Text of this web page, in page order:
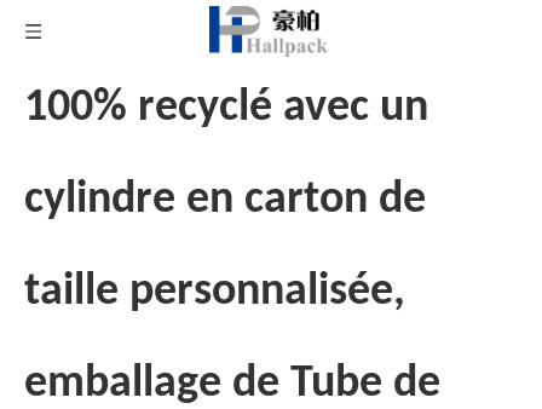
100% recyclé avec un
cylindre en carton de
taille personnalisée,
emballage de Tube de